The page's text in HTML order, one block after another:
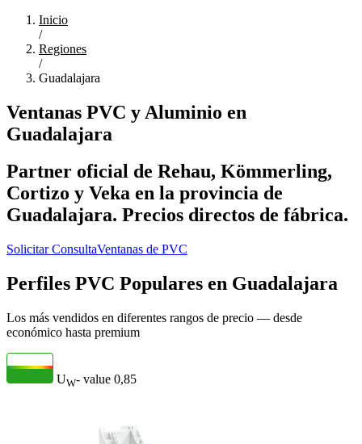
Inicio
/
Regiones
/
Guadalajara
Ventanas PVC y Aluminio en
Guadalajara
Partner oficial de Rehau, Kömmerling,
Cortizo y Veka en la provincia de
Guadalajara. Precios directos de fábrica.
Solicitar ConsultaVentanas de PVC
Perfiles PVC Populares en Guadalajara
Los más vendidos en diferentes rangos de precio — desde
económico hasta premium
UW- value 0,85